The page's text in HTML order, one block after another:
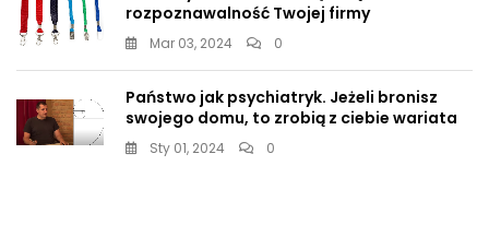
rozpoznawalność Twojej firmy
Mar 03, 2024 0
Państwo jak psychiatryk. Jeżeli bronisz
swojego domu, to zrobią z ciebie wariata
Sty 01, 2024 0